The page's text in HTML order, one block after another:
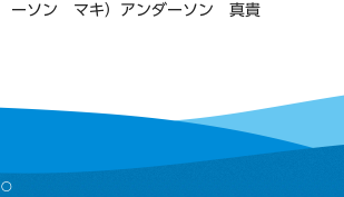
ーソン マキ）アンダーソン 真貴